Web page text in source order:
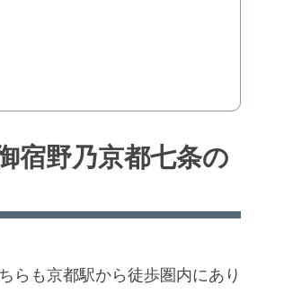
宿野乃京都七条の
らも京都駅から徒歩圏内にあり